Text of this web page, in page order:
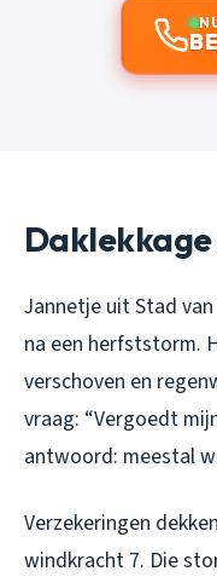
Jannetje uit Stad
na een herfststorm.
verschoven en
vraag: “Vergoedt
antwoord: meestal
Verzekeringen
windkracht 7. Die